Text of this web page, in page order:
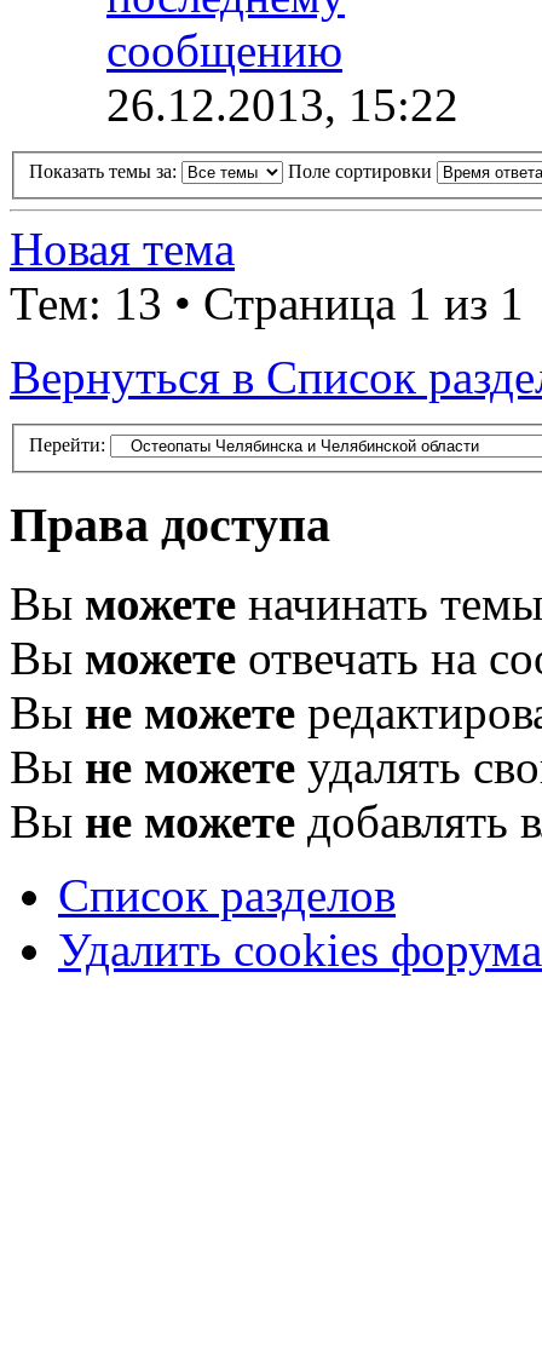
26.12.2013, 15:22
Показать темы за: Поле сортировки
Новая тема
Тем: 13 • Страница 1 из 1
Вернуться в Список
Перейти:
Права доступа
Вы можете начинать темы
Вы можете отвечать на
Вы не можете
Вы не можете удалять
Вы не можете добавлять
Список разделов
Удалить cookies форума